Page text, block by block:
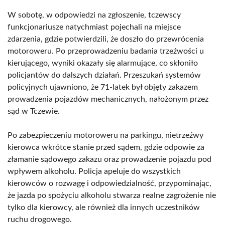
W sobotę, w odpowiedzi na zgłoszenie, tczewscy
funkcjonariusze natychmiast pojechali na miejsce
zdarzenia, gdzie potwierdzili, że doszło do przewrócenia
motoroweru. Po przeprowadzeniu badania trzeźwości u
kierującego, wyniki okazały się alarmujące, co skłoniło
policjantów do dalszych działań. Przeszukań systemów
policyjnych ujawniono, że 71-latek był objęty zakazem
prowadzenia pojazdów mechanicznych, nałożonym przez
sąd w Tczewie.
Po zabezpieczeniu motoroweru na parkingu, nietrzeźwy
kierowca wkrótce stanie przed sądem, gdzie odpowie za
złamanie sądowego zakazu oraz prowadzenie pojazdu pod
wpływem alkoholu. Policja apeluje do wszystkich
kierowców o rozwagę i odpowiedzialność, przypominając,
że jazda po spożyciu alkoholu stwarza realne zagrożenie nie
tylko dla kierowcy, ale również dla innych uczestników
ruchu drogowego.